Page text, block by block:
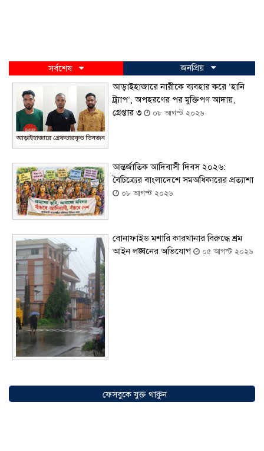
সর্বশেষ
জনপ্রিয়
আড়াইহাজারে নারীকে ব্যবহার করে ‘হানি
ট্র্যাপ’, অপহরণের পর মুক্তিপণ আদায়,
গ্রেপ্তার ৩
০৮ আগস্ট ২০২৬
আন্তর্জাতিক আদিবাসী দিবস ২০২৬:
বৈচিত্র্যের বাংলাদেশে সমঅধিকারের প্রত্যাশা
০৮ আগস্ট ২০২৬
বোনাফাইড মশারি কারখানার বিরুদ্ধে শ্রম
আইন লঙ্ঘনের অভিযোগ
০৫ আগস্ট ২০২৬
অগ্রযাত্রায় নতুন অধ্যায়, উদ্বোধন হলো ‘শিফা
মোহাম্মদিয়া ফিশারিজ’
০৫ আগস্ট ২০২৬
ফেসবুকে যুক্ত থাকুন